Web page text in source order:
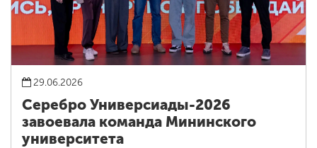
29.06.2026
Серебро Универсиады-2026
завоевала команда Мининского
университета